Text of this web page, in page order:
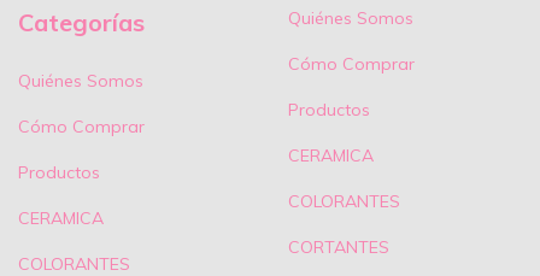
Categorías
Quiénes Somos
Cómo Comprar
Productos
CERAMICA
COLORANTES
Quiénes Somos
Cómo Comprar
Productos
CERAMICA
COLORANTES
CORTANTES